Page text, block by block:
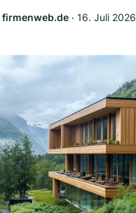
firmenweb.de ‧ 16. Juli 2026